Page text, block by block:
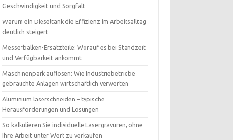
Geschwindigkeit und Sorgfalt
Warum ein Dieseltank die Effizienz im Arbeitsalltag
deutlich steigert
Messerbalken-Ersatzteile: Worauf es bei Standzeit
und Verfügbarkeit ankommt
Maschinenpark auflösen: Wie Industriebetriebe
gebrauchte Anlagen wirtschaftlich verwerten
Aluminium laserschneiden – typische
Herausforderungen und Lösungen
So kalkulieren Sie individuelle Lasergravuren, ohne
Ihre Arbeit unter Wert zu verkaufen